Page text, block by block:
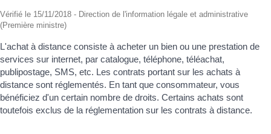
Vérifié le 15/11/2018 - Direction de l'information légale et administrative
(Première ministre)
L'achat à distance consiste à acheter un bien ou une prestation de
services sur internet, par catalogue, téléphone, téléachat,
publipostage, SMS, etc. Les contrats portant sur les achats à
distance sont réglementés. En tant que consommateur, vous
bénéficiez d'un certain nombre de droits. Certains achats sont
toutefois exclus de la réglementation sur les contrats à distance.